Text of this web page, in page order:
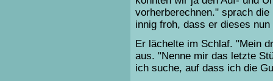
vorherberechnen." sprach
innig froh, dass er dieses
Er lächelte im Schlaf. "Mein
aus. "Nenne mir das letzte
ich suche, auf dass ich die